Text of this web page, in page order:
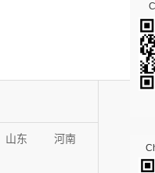
山东
河南